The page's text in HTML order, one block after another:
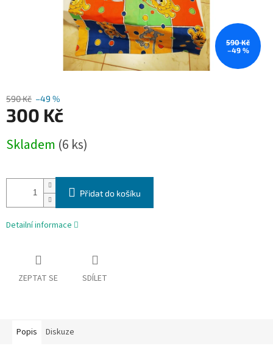
590 Kč
–49 %
590 Kč –49 %
300 Kč
cena:
Skladem (6 ks)
Přidat do košíku
Detailní informace
ZEPTAT SE SDÍLET
Popis Diskuze